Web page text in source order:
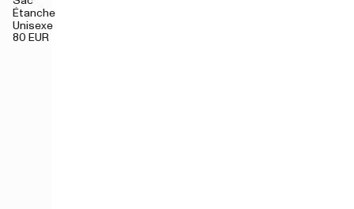
Étanche
Unisexe
80 EUR